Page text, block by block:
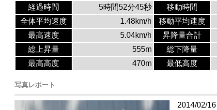
経過時間
5時間52分45秒
移動時間
全体平均速度
1.48km/h
移動平均速度
最高速度
5.04km/h
昇降量合計
総上昇量
555m
総下降量
最高高度
470m 最低高度
写真レポート
2014/02/